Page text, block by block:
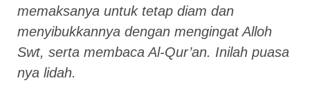
memaksanya untuk tetap diam dan
menyibukkannya dengan mengingat Alloh
Swt, serta membaca Al-Qur’an. Inilah puasa
nya lidah.